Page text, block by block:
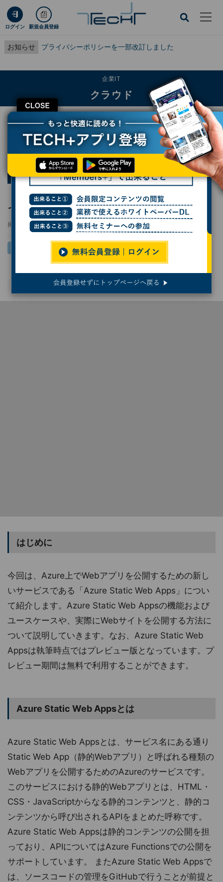
ログイン 新規会員登録
お知らせ プライバシーポリシーを一部改訂しました
CLOSE
企業IT
クラウド
TECH+ 企業IT
クラウド
「Azure Static Web Apps」を使って静的サイトを公開しよう
第37回 ゼロからはじめるAzure
「Azure Static Web Apps」を使って静的サ
イトを公開しよう
掲載日 2021/03/04 11:34
Microsoft Azure
はじめに
今回は、Azure上でWebアプリを公開するための新し
いサービスである「Azure Static Web Apps」につい
て紹介します。Azure Static Web Appsの機能および
ユースケースや、実際にWebサイトを公開する方法に
ついて説明していきます。なお、Azure Static Web
Appsは執筆時点ではプレビュー版となっています。プ
レビュー期間は無料で利用することができます。
Azure Static Web Appsとは
Azure Static Web Appsとは、サービス名にある通り
Static Web App（静的Webアプリ）と呼ばれる種類の
Webアプリを公開するためのAzureのサービスです。
このサービスにおける静的Webアプリとは、HTML・
CSS・JavaScriptからなる静的コンテンツと、静的コ
ンテンツから呼び出されるAPIをまとめた呼称です。
Azure Static Web Appsは静的コンテンツの公開を担
っており、APIについてはAzure Functionsでの公開を
サポートしています。 またAzure Static Web Appsで
は、ソースコードの管理をGitHubで行うことが前提と